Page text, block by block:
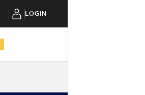
LOGIN